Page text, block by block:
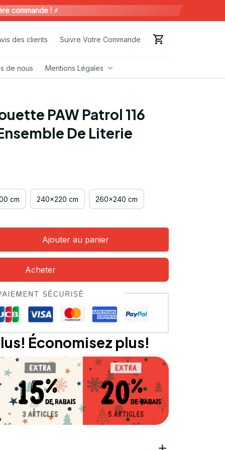
! ⚡️
des clients Suivre Votre Commande
de nous Mentions Légales
PAW Patrol 116
De Literie
cm 240x220 cm 260x240 cm
Ajouter au panier
Acheter
Économisez plus!